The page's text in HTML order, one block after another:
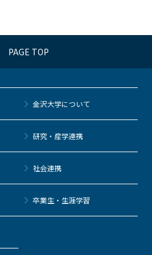
PAGE TOP
金沢大学について
研究・産学連携
社会連携
卒業生・生涯学習